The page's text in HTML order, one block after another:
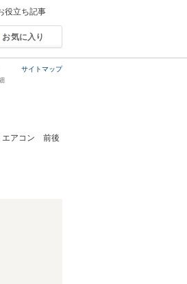
役立ち記事
お気に入り
サイトマップ
アコン 前後